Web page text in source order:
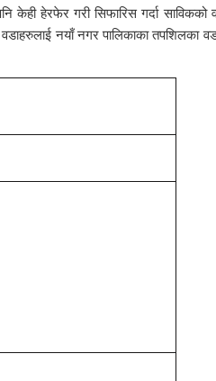
केही हेरफेर गरी सिफारिस गर्दा
वडाहरुलाई नयाँ नगर पालिकाका तपशिलका